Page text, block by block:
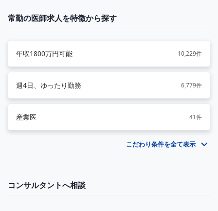
常勤の医師求人を特徴から探す
年収1800万円可能 10,229件
週4日、ゆったり勤務 6,779件
産業医 41件
こだわり条件を全て表示
コンサルタントへ相談